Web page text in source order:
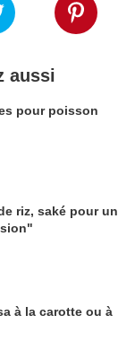
aussi
pour poisson
riz, saké pour un
à la carotte ou à